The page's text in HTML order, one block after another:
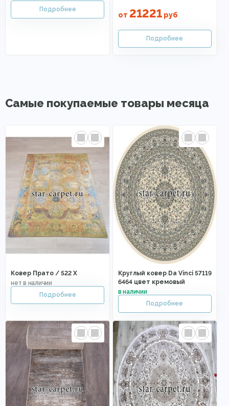
от 21221руб
Самые покупаемые товары месяца
Ковер Прато / 522 X
Круглый ковер Da Vinci 57119
6464 цвет кремовый